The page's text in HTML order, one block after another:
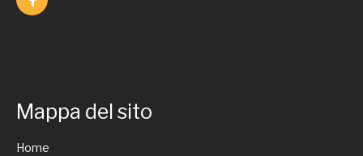
Mappa del sito
Home